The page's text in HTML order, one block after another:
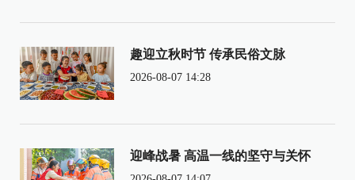
趣迎立秋时节 传承民俗文脉
2026-08-07 14:28
迎峰战暑 高温一线的坚守与关怀